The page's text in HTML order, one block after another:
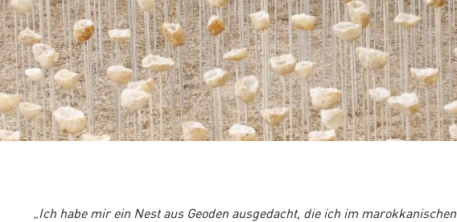
„Ich habe mir ein Nest aus Geoden ausgedacht, die ich im marokkanischen